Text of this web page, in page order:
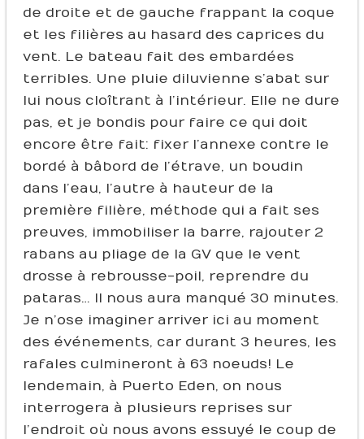
de droite et de gauche frappant la coque
et les filières au hasard des caprices du
vent. Le bateau fait des embardées
terribles. Une pluie diluvienne s’abat sur
lui nous cloîtrant à l’intérieur. Elle ne dure
pas, et je bondis pour faire ce qui doit
encore être fait : fixer l’annexe contre le
bordé à bâbord de l’étrave, un boudin
dans l’eau, l’autre à hauteur de la
première filière, méthode qui a fait ses
preuves, immobiliser la barre, rajouter 2
rabans au pliage de la GV que le vent
drosse à rebrousse-poil, reprendre du
pataras… Il nous aura manqué 30 minutes.
Je n’ose imaginer arriver ici au moment
des événements, car durant 3 heures, les
rafales culmineront à 63 noeuds ! Le
lendemain, à Puerto Eden, on nous
interrogera à plusieurs reprises sur
l’endroit où nous avons essuyé le coup de